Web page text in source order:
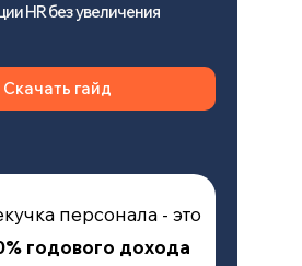
HR без увеличения
Скачать гайд
персонала - это
годового дохода